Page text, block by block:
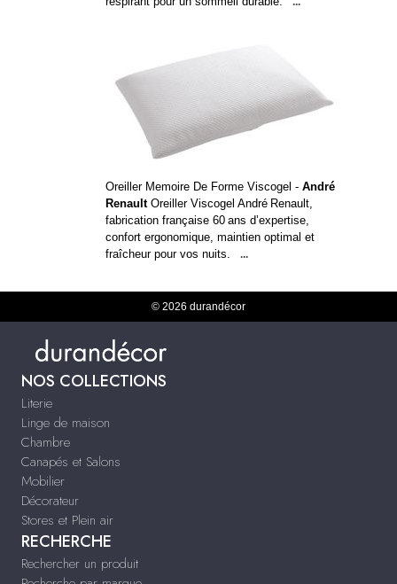
Oreiller Memoire De Forme Viscogel - André
RenaultOreiller Viscogel André Renault,
fabrication française 60 ans d’expertise,
confort ergonomique, maintien optimal et
fraîcheur pour vos nuits.
...
© 2026 durandécor
NOS COLLECTIONS
Literie
Linge de maison
Chambre
Canapés et Salons
Mobilier
Décorateur
Stores et Plein air
RECHERCHE
Rechercher un produit